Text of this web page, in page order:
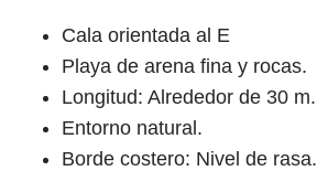
Cala orientada al E
Playa de arena fina y rocas.
Longitud: Alrededor de 30 m.
Entorno natural.
Borde costero: Nivel de rasa.